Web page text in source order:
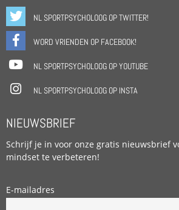
NL SPORTPSYCHOLOOG OP TWITTER!
WORD VRIENDEN OP FACEBOOK!
NL SPORTPSYCHOLOOG OP YOUTUBE
NL SPORTPSYCHOLOOG OP INSTA
NIEUWSBRIEF
Schrijf je in voor onze gratis nieuwsbrief
mindset te verbeteren!
E-mailadres